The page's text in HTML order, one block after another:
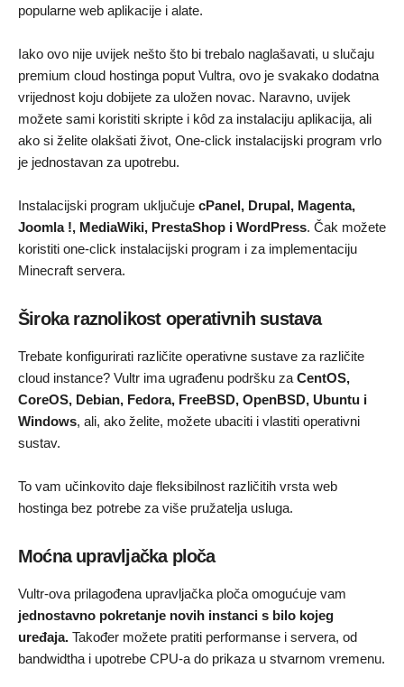
popularne web aplikacije i alate.
Iako ovo nije uvijek nešto što bi trebalo naglašavati, u slučaju
premium cloud hostinga poput Vultra, ovo je svakako dodatna
vrijednost koju dobijete za uložen novac. Naravno, uvijek
možete sami koristiti skripte i kôd za instalaciju aplikacija, ali
ako si želite olakšati život, One-click instalacijski program vrlo
je jednostavan za upotrebu.
Instalacijski program uključuje cPanel, Drupal, Magenta,
Joomla !, MediaWiki, PrestaShop i WordPress. Čak možete
koristiti one-click instalacijski program i za implementaciju
Minecraft servera.
Široka raznolikost operativnih sustava
Trebate konfigurirati različite operativne sustave za različite
cloud instance? Vultr ima ugrađenu podršku za CentOS,
CoreOS, Debian, Fedora, FreeBSD, OpenBSD, Ubuntu i
Windows, ali, ako želite, možete ubaciti i vlastiti operativni
sustav.
To vam učinkovito daje fleksibilnost različitih vrsta web
hostinga bez potrebe za više pružatelja usluga.
Moćna upravljačka ploča
Vultr-ova prilagođena upravljačka ploča omogućuje vam
jednostavno pokretanje novih instanci s bilo kojeg
uređaja. Također možete pratiti performanse i servera, od
bandwidtha i upotrebe CPU-a do prikaza u stvarnom vremenu.